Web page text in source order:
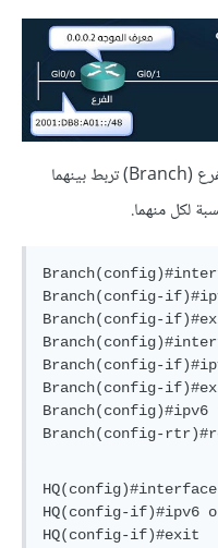
لدينا موقعان هما المقر الرئيس (HQ) والفرع (Branch) تربط بينهما
Branch(config-
Branch(config-
Branch(config-
Branch(config-
HQ(config-if)#ipv6
HQ(config-if)#exit